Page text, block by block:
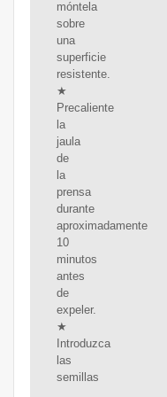
móntela
sobre
una
superficie
resistente.
★
Precaliente
la
jaula
de
la
prensa
durante
aproximadamente
10
minutos
antes
de
expeler.
★
Introduzca
las
semillas